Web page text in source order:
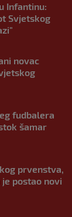
Infantinu:
Svjetskog
novac
fudbalera
šamar
prvenstva,
postao novi